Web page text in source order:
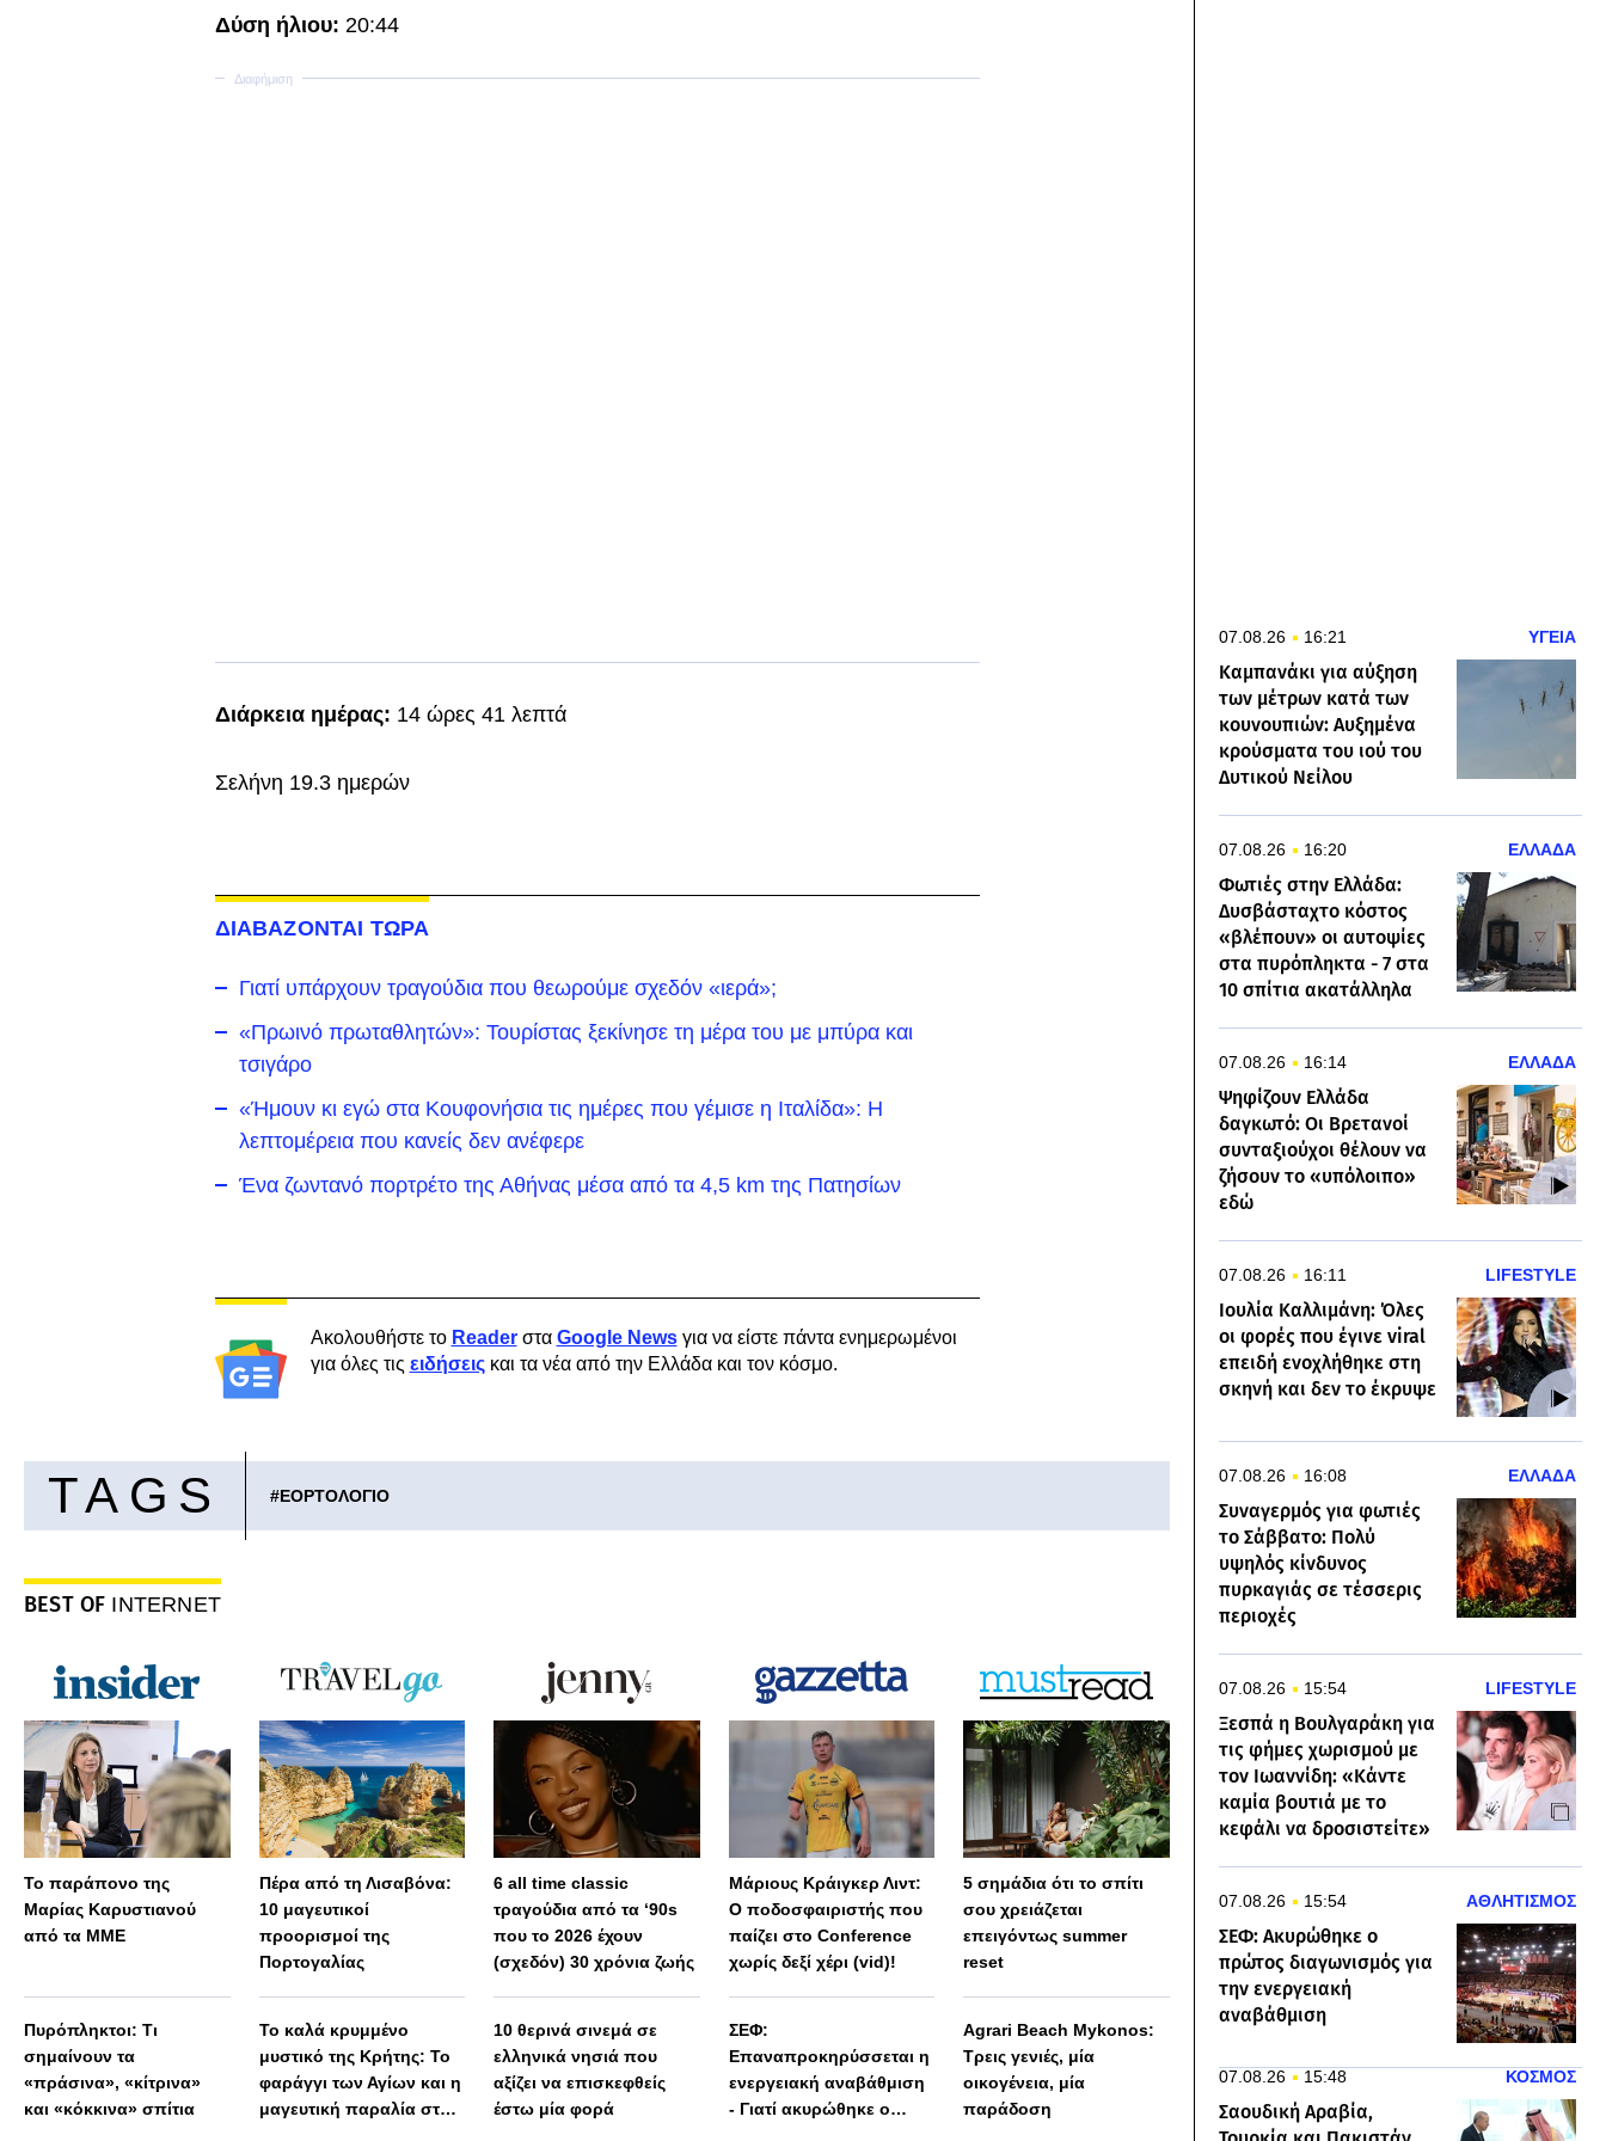
Δύση ήλιου: 20:44
Διάρκεια ημέρας: 14 ώρες 41 λεπτά
Σελήνη 19.3 ημερών
ΔΙΑΒΑΖΟΝΤΑΙ ΤΩΡΑ
Γιατί υπάρχουν τραγούδια που θεωρούμε σχεδόν «ιερά»;
«Πρωινό πρωταθλητών»: Τουρίστας ξεκίνησε τη μέρα του με μπύρα και
τσιγάρο
«Ήμουν κι εγώ στα Κουφονήσια τις ημέρες που γέμισε η Ιταλίδα»: Η
λεπτομέρεια που κανείς δεν ανέφερε
Ένα ζωντανό πορτρέτο της Αθήνας μέσα από τα 4,5 km της Πατησίων
Ακολουθήστε το Readerστα Google Newsγια να είστε πάντα ενημερωμένοι
για όλες τις ειδήσειςκαι τα νέα από την Ελλάδα και τον κόσμο.
TAGS #ΕΟΡΤΟΛΟΓΙΟ
BEST OF INTERNET
Το παράπονο της
Μαρίας Καρυστιανού
από τα ΜΜΕ
Πυρόπληκτοι: Τι
σημαίνουν τα
«πράσινα», «κίτρινα»
και «κόκκινα» σπίτια
Πέρα από τη Λισαβόνα:
10 μαγευτικοί
προορισμοί της
Πορτογαλίας
Το καλά κρυμμένο
μυστικό της Κρήτης: Το
φαράγγι των Αγίων και η
μαγευτική παραλία στο
6 all time classic
τραγούδια από τα ‘90s
που το 2026 έχουν
(σχεδόν) 30 χρόνια ζωής
10 θερινά σινεμά σε
ελληνικά νησιά που
αξίζει να επισκεφθείς
έστω μία φορά
Μάριους Κράιγκερ Λιντ:
Ο ποδοσφαιριστής που
παίζει στο Conference
χωρίς δεξί χέρι (vid)!
ΣΕΦ:
Επαναπροκηρύσσεται η
ενεργειακή αναβάθμιση
- Γιατί ακυρώθηκε ο
5 σημάδια ότι το σπίτι
σου χρειάζεται
επειγόντως summer
reset
Agrari Beach Mykonos:
Τρεις γενιές, μία
οικογένεια, μία
παράδοση
07.08.26 16:21 ΥΓΕΙΑ
Καμπανάκι για αύξηση
των μέτρων κατά των
κουνουπιών: Αυξημένα
κρούσματα του ιού του
Δυτικού Νείλου
07.08.26 16:20 ΕΛΛΑΔΑ
Φωτιές στην Ελλάδα:
Δυσβάσταχτο κόστος
«βλέπουν» οι αυτοψίες
στα πυρόπληκτα - 7 στα
10 σπίτια ακατάλληλα
07.08.26 16:14 ΕΛΛΑΔΑ
Ψηφίζουν Ελλάδα
δαγκωτό: Οι Βρετανοί
συνταξιούχοι θέλουν να
ζήσουν το «υπόλοιπο»
εδώ
07.08.26 16:11 LIFESTYLE
Ιουλία Καλλιμάνη: Όλες
οι φορές που έγινε viral
επειδή ενοχλήθηκε στη
σκηνή και δεν το έκρυψε
07.08.26 16:08 ΕΛΛΑΔΑ
Συναγερμός για φωτιές
το Σάββατο: Πολύ
υψηλός κίνδυνος
πυρκαγιάς σε τέσσερις
περιοχές
07.08.26 15:54 LIFESTYLE
Ξεσπά η Βουλγαράκη για
τις φήμες χωρισμού με
τον Ιωαννίδη: «Κάντε
καμία βουτιά με το
κεφάλι να δροσιστείτε»
07.08.26 15:54 ΑΘΛΗΤΙΣΜΟΣ
ΣΕΦ: Ακυρώθηκε ο
πρώτος διαγωνισμός για
την ενεργειακή
αναβάθμιση
07.08.26 15:48 ΚΟΣΜΟΣ
Σαουδική Αραβία,